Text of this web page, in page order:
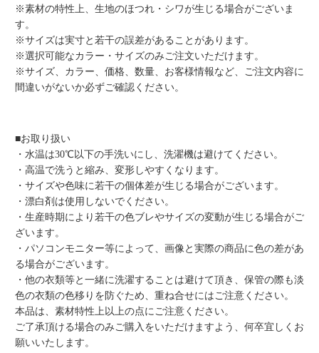
※素材の特性上、生地のほつれ・シワが生じる場合がございま
す。
※サイズは実寸と若干の誤差があることがあります。
※選択可能なカラー・サイズのみご注文いただけます。
※サイズ、カラー、価格、数量、お客様情報など、ご注文内容に
間違いがないか必ずご確認ください。
■お取り扱い
・水温は30℃以下の手洗いにし、洗濯機は避けてください。
・高温で洗うと縮み、変形しやすくなります。
・サイズや色味に若干の個体差が生じる場合がございます。
・漂白剤は使用しないでください。
・生産時期により若干の色ブレやサイズの変動が生じる場合がご
ざいます。
・パソコンモニター等によって、画像と実際の商品に色の差があ
る場合がございます。
・他の衣類等と一緒に洗濯することは避けて頂き、保管の際も淡
色の衣類の色移りを防ぐため、重ね合せにはご注意ください。
本品は、素材特性上以上の点にご注意ください。
ご了承頂ける場合のみご購入をいただけますよう、何卒宜しくお
願いいたします。